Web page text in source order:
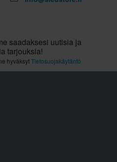
saadaksesi uutisia ja
tarjouksia!
hyväksytTietosuojakäytäntö